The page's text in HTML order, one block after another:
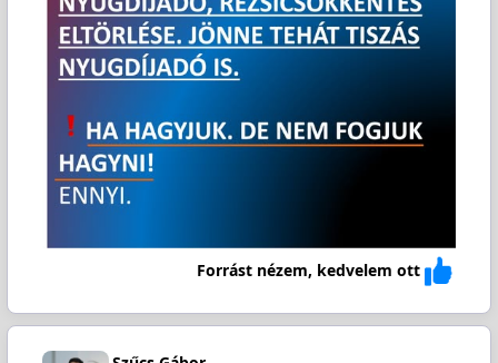
Forrást nézem, kedvelem ott